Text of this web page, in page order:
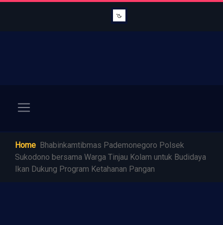
Home Bhabinkamtibmas Pademonegoro Polsek
Sukodono bersama Warga Tinjau Kolam untuk Budidaya
Ikan Dukung Program Ketahanan Pangan